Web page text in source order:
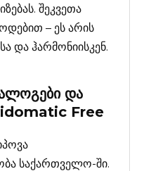
შეკვეთა
– ეს არის
და ჰარმონიისკენ.
და
Free
საქართველო-ში.